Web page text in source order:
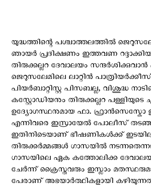
യുദ്ധത്തിന്റെ പശ്ചാത്തലത്തില്‍
ഞായര്‍ പ്രദിക്ഷണം ഇത്തവണ
തിരുക്കല്ലറ ദേവാലയം
ജെറുസലേമിലെ ലാറ്റിൻ
പിയർബാറ്റിസ്റ്റ പിസബല്ല, വിശുദ്ധ
കസ്റ്റോഡിയനും തിരുക്കല്ലറ
ഉദ്യോഗസ്ഥനുമായ ഫാ.
എന്നിവരെ ഇസ്രായേല്‍ പോലീസ്
ഇതിനിടെയാണ് ഭീഷണികള്‍ക്ക്
തിരുക്കര്‍മ്മങ്ങള്‍ ഗാസയില്‍
ഗാസയിലെ ഏക കത്തോലിക്ക
ചേര്‍ന്ന് ക്രൈസ്തവരും ഇസ്ലാം
പേരാണ് അഭയാര്‍ത്ഥികളായി